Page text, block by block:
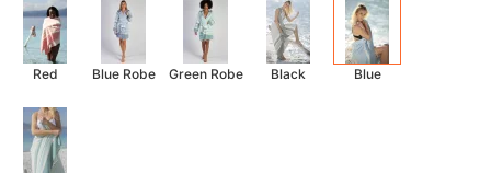
Red Blue Robe Green Robe Black Blue